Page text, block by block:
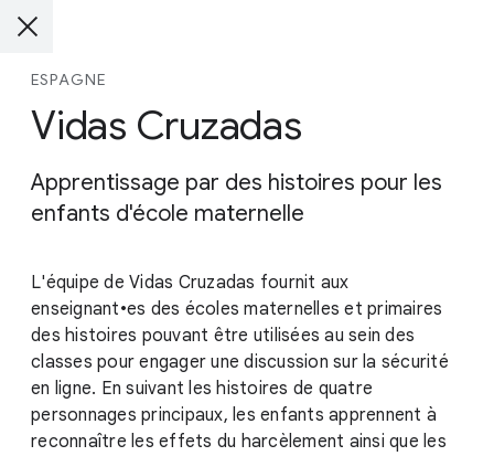
ESPAGNE
Vidas Cruzadas
Apprentissage par des histoires pour les
enfants d'école maternelle
L'équipe de Vidas Cruzadas fournit aux
enseignant•es des écoles maternelles et primaires
des histoires pouvant être utilisées au sein des
classes pour engager une discussion sur la sécurité
en ligne. En suivant les histoires de quatre
personnages principaux, les enfants apprennent à
reconnaître les effets du harcèlement ainsi que les